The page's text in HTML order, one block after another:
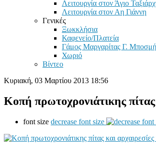
Λειτουργία στον Άγιο
Λειτουργία στον Αη Γιάννη
Γενικές
Ξωκκλήσια
Καφενείο/Πλατεία
Γάμος Μαργαρίτας Γ. Μποσμή
Χωριό
Βίντεο
Κυριακή, 03 Μαρτίου 2013 18:56
Κοπή πρωτοχρονιάτικης
font size decrease font size